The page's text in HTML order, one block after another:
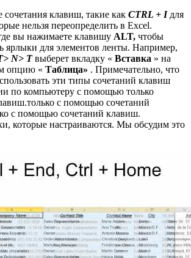
сочетания клавиш, такие как CTRL + Iдля
нельзя переопределить в Excel.
вы нажимаете клавишу ALT, чтобы
ярлыки для элементов ленты. Например,
N> Tвыберет вкладку « Вставка » на
опцию « Таблица» . Примечательно, что
эти типы сочетаний клавиш
по компьютеру с помощью только
с помощью сочетаний
с помощью сочетаний клавиш.
которые настраиваются. Мы обсудим это